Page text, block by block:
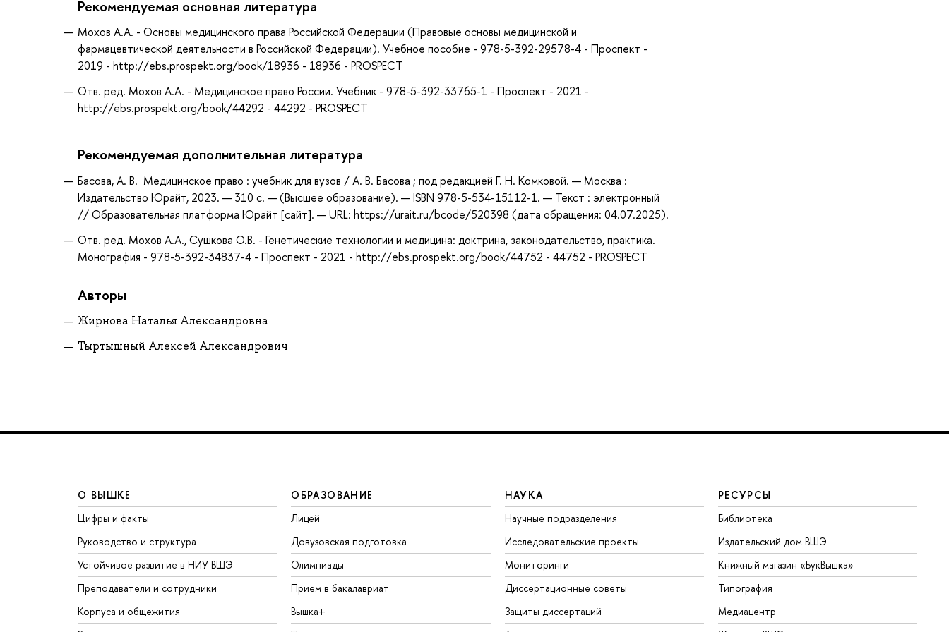
Рекомендуемая основная литература
Мохов А.А. - Основы медицинского права Российской Федерации (Правовые основы медицинской и
фармацевтической деятельности в Российской Федерации). Учебное пособие - 978-5-392-29578-4 - Проспект -
2019 - http://ebs.prospekt.org/book/18936 - 18936 - PROSPECT
Отв. ред. Мохов А.А. - Медицинское право России. Учебник - 978-5-392-33765-1 - Проспект - 2021 -
http://ebs.prospekt.org/book/44292 - 44292 - PROSPECT
Рекомендуемая дополнительная литература
Басова, А. В. Медицинское право : учебник для вузов / А. В. Басова ; под редакцией Г. Н. Комковой. — Москва :
Издательство Юрайт, 2023. — 310 с. — (Высшее образование). — ISBN 978-5-534-15112-1. — Текст : электронный
// Образовательная платформа Юрайт [сайт]. — URL: https://urait.ru/bcode/520398 (дата обращения: 04.07.2025).
Отв. ред. Мохов А.А., Сушкова О.В. - Генетические технологии и медицина: доктрина, законодательство, практика.
Монография - 978-5-392-34837-4 - Проспект - 2021 - http://ebs.prospekt.org/book/44752 - 44752 - PROSPECT
Авторы
Жирнова Наталья Александровна
Тыртышный Алексей Александрович
О ВЫШКЕ
Цифры и факты
Руководство и структура
Устойчивое развитие в НИУ ВШЭ
Преподаватели и сотрудники
Корпуса и общежития
ОБРАЗОВАНИЕ
Лицей
Довузовская подготовка
Олимпиады
Прием в бакалавриат
Вышка+
НАУКА
Научные подразделения
Исследовательские проекты
Мониторинги
Диссертационные советы
Защиты диссертаций
РЕСУРСЫ
Библиотека
Издательский дом ВШЭ
Книжный магазин «БукВышка»
Типография
Медиацентр